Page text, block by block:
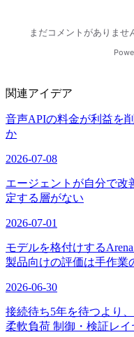
関連アイデア
音声APIの料金が利益を
か
2026-07-08
エージェントが自分で改
定する層がない
2026-07-01
モデルを格付けする
製品向けの評価は手作業
2026-06-30
接続待ち5年を待つより
柔軟負荷 制御・検証レイ